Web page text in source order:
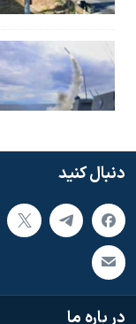
دنبال کنید
در باره ما